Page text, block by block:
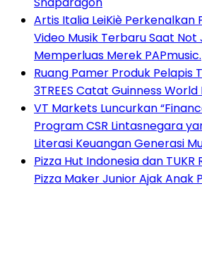
Artis Italia LeiKiè Perkenalkan
Video Musik Terbaru Saat Not
Memperluas Merek PAPmusic.
Ruang Pamer Produk Pelapis
3TREES Catat Guinness
VT Markets Luncurkan
Program CSR Lintasnegara
Literasi Keuangan Generasi
Pizza Hut Indonesia dan TUKR
Pizza Maker Junior Ajak Anak